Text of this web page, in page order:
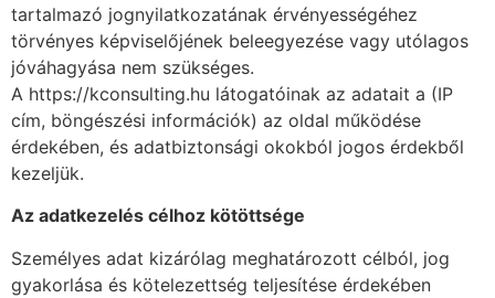
tartalmazó jognyilatkozatának érvényességéhez
törvényes képviselőjének beleegyezése vagy utólagos
jóváhagyása nem szükséges.
A https://kconsulting.hu látogatóinak az adatait a (IP
cím, böngészési információk) az oldal működése
érdekében, és adatbiztonsági okokból jogos érdekből
kezeljük.
Az adatkezelés célhoz kötöttsége
Személyes adat kizárólag meghatározott célból, jog
gyakorlása és kötelezettség teljesítése érdekében